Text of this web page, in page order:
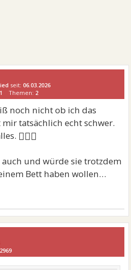
seit:06.03.2026
Themen: 2
noch nicht ob ich das
tatsächlich echt schwer.
🤷🏼‍♀
und würde sie trotzdem
Bett haben wollen…
2969